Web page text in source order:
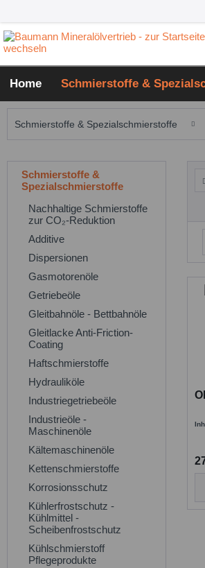
Home Schmierstoffe &
Schmierstoffe & Spezialschmierstoffe
Schmierstoffe &
Spezialschmierstoffe
Nachhaltige Schmierstoffe
zur CO₂-Reduktion
Additive
Dispersionen
Gasmotorenöle
Getriebeöle
Gleitbahnöle - Bettbahnöle
Gleitlacke Anti-Friction-
Coating
Haftschmierstoffe
Hydrauliköle
Industriegetriebeöle
Industrieöle -
Maschinenöle
Kältemaschinenöle
Kettenschmierstoffe
Korrosionsschutz
Kühlerfrostschutz -
Kühlmittel -
Scheibenfrostschutz
Kühlschmierstoff
Pflegeprodukte